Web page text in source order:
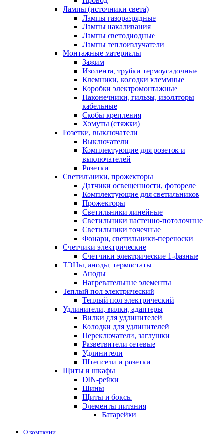
Лампы (источники света)
Лампы газоразрядные
Лампы накаливания
Лампы светодиодные
Лампы теплоизлучатели
Монтажные материалы
Зажим
Изолента, трубки термоусадочные
Клемники, колодки клеммные
Коробки электромонтажные
Наконечники, гильзы, изоляторы
кабельные
Скобы крепления
Хомуты (стяжки)
Розетки, выключатели
Выключатели
Комплектующие для розеток и
выключателей
Розетки
Светильники, прожекторы
Датчики освещенности, фотореле
Комплектующие для светильников
Прожекторы
Светильники линейные
Светильники настенно-потолочные
Светильники точечные
Фонари, светильники-переноски
Счетчики электрические
Счетчики электрические 1-фазные
ТЭНы, аноды, термостаты
Аноды
Нагревательные элементы
Теплый пол электрический
Теплый пол электрический
Удлинители, вилки, адаптеры
Вилки для удлинителей
Колодки для удлинителей
Переключатели, заглушки
Разветвители сетевые
Удлинители
Штепсели и розетки
Щиты и шкафы
DIN-рейки
Шины
Щиты и боксы
Элементы питания
Батарейки
О компании